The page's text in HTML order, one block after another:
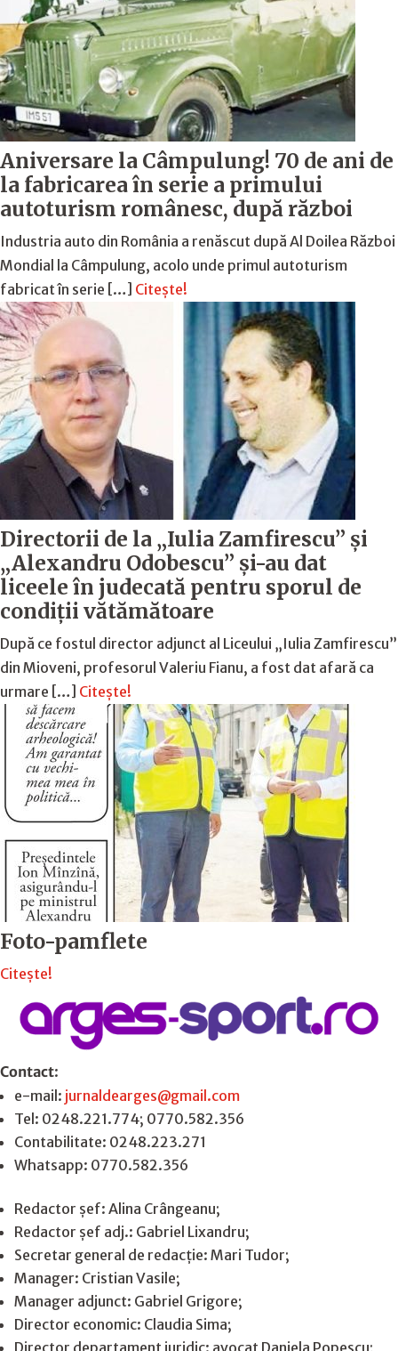
Aniversare la Câmpulung! 70 de ani de
la fabricarea în serie a primului
autoturism românesc, după război
Industria auto din România a renăscut după Al Doilea Război
Mondial la Câmpulung, acolo unde primul autoturism
fabricat în serie […] Citește!
Directorii de la „Iulia Zamfirescu” și
„Alexandru Odobescu” și-au dat
liceele în judecată pentru sporul de
condiții vătămătoare
După ce fostul director adjunct al Liceului „Iulia Zamfirescu”
din Mioveni, profesorul Valeriu Fianu, a fost dat afară ca
urmare […] Citește!
Foto-pamflete
Citește!
Contact:
e-mail: jurnaldearges@gmail.com
Tel: 0248.221.774; 0770.582.356
Contabilitate: 0248.223.271
Whatsapp: 0770.582.356
Redactor șef: Alina Crângeanu;
Redactor șef adj.: Gabriel Lixandru;
Secretar general de redacție: Mari Tudor;
Manager: Cristian Vasile;
Manager adjunct: Gabriel Grigore;
Director economic: Claudia Sima;
Director departament juridic: avocat Daniela Popescu;